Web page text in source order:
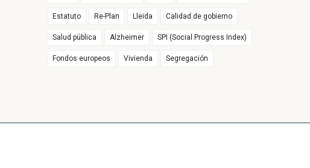
Estatuto Re-Plan Lleida Calidad de gobierno
Salud pública Alzheimer SPI (Social Progress Index)
Fondos europeos Vivienda Segregación